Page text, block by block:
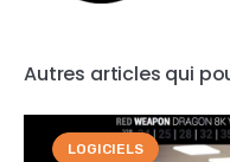
Autres articles qui
LOGICIELS